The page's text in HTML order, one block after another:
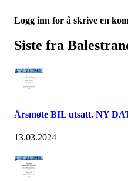
Logg inn for å skrive en
Siste fra
Årsmøte BIL utsatt. NY
13.03.2024